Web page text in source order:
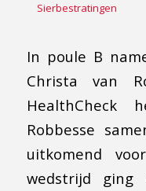
Sierbestratingen
In poule B
Christa van
HealthCheck
Robbesse
uitkomend
wedstrijd ging